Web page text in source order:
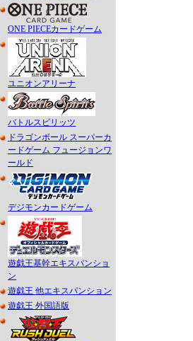
ONE PIECEカードゲーム
ユニオンアリーナ
バトルスピリッツ
ドラゴンボール スーパーカ
ードゲーム フュージョンワ
ールド
デジモンカードゲーム
遊戯王基幹エキスパンショ
ン
遊戯王 他エキスパンション
遊戯王 外国語版